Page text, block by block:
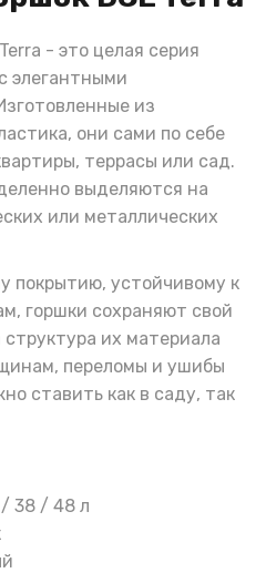
- это целая серия
элегантными
из
они сами по себе
террасы или сад.
выделяются на
или металлических
покрытию, устойчивому к
горшки сохраняют свой
их материала
переломы и ушибы
ставить как в саду, так
38 / 48 л